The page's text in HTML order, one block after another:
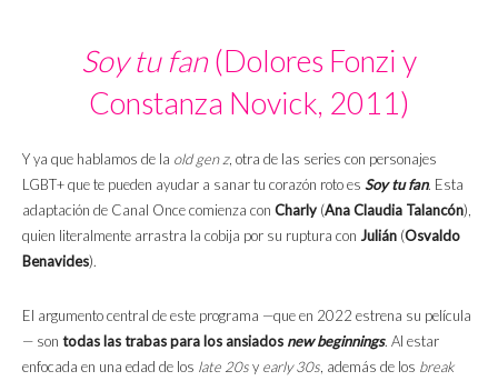
Soy tu fan(Dolores Fonzi y
Constanza Novick, 2011)
Y ya que hablamos de la old gen z, otra de las series con personajes
LGBT+ que te pueden ayudar a sanar tu corazón roto es Soy tu fan. Esta
adaptación de Canal Once comienza con Charly (Ana Claudia Talancón),
quien literalmente arrastra la cobija por su ruptura con Julián (Osvaldo
Benavides).
El argumento central de este programa —que en 2022 estrena su película
— son todas las trabas para los ansiados new beginnings. Al estar
enfocada en una edad de los late 20sy early 30s , además de los break